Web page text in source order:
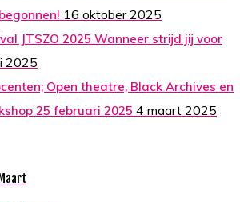
16 oktober 2025
JTSZO 2025 Wanneer strijd jij voor
2025
Open theatre, Black Archives en
25 februari 2025 4 maart 2025